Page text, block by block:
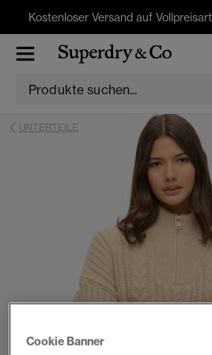
Kostenloser Versand auf
UNTERTEILE
Cookie Banner